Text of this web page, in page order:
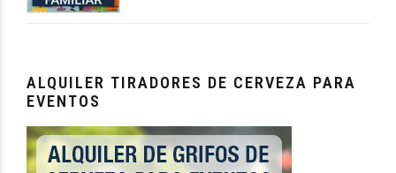
ALQUILER TIRADORES DE CERVEZA PARA
EVENTOS